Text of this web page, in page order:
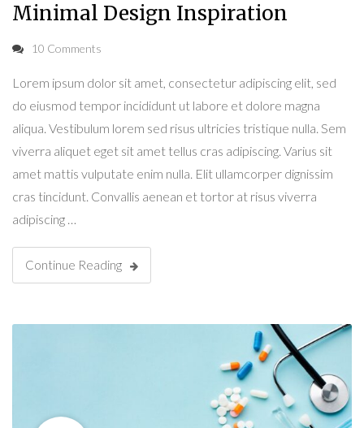
Minimal Design Inspiration
10 Comments
Lorem ipsum dolor sit amet, consectetur adipiscing elit, sed
do eiusmod tempor incididunt ut labore et dolore magna
aliqua. Vestibulum lorem sed risus ultricies tristique nulla. Sem
viverra aliquet eget sit amet tellus cras adipiscing. Varius sit
amet mattis vulputate enim nulla. Elit ullamcorper dignissim
cras tincidunt. Convallis aenean et tortor at risus viverra
adipiscing …
Continue Reading